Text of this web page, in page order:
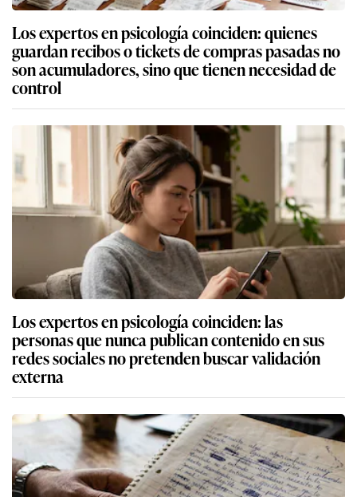
Los expertos en psicología coinciden: quienes
guardan recibos o tickets de compras pasadas no
son acumuladores, sino que tienen necesidad de
control
Los expertos en psicología coinciden: las
personas que nunca publican contenido en sus
redes sociales no pretenden buscar validación
externa